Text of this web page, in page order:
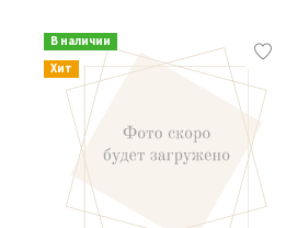
В наличии
Хит